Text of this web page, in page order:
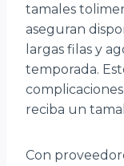
tamales
aseguran
largas filas y
temporada.
reciba un
Con